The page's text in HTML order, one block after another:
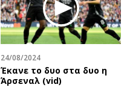
24/08/2024
Έκανε το δυο στα δυο η
Άρσεναλ (vid)